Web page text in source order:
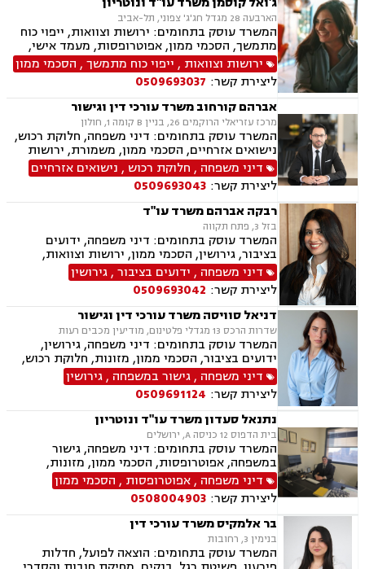
הארבעה 28 מגדל חג'ג' צפוני, תל-אביב
המשרד עוסק בתחומים: ירושות וצוואות, ייפוי כוח
מתמשך, הסכמי ממון, אפוטרופסות, מעמד אישי,
ידועים בציבור, אבהות, חלוקת רכוש, דיני עליה, דיני
מקרקעין, עסקאות מכר דירה מקבלן או יד שניה,
מיסוי מקרקעין, נוטריון עברית צרפתית אנגלית.
ירושות וצוואות , ייפוי כוח מתמשך, הסכמי ממון
ליצירת קשר: 0509693037
אברהם קורחוב משרד עורכי דין וגישור
מרכז עזריאלי הרוקמים 26, בניין B קומה 1, חולון
המשרד עוסק בתחומים: דיני משפחה, חלוקת רכוש,
נישואים אזרחיים, הסכמי ממון, משמורת, ירושות
וצוואות, גירושין, זמני שהות, מזונות, ידועים בציבור,
גישור ובוררות, גישור במשפחה, תיאום הורי, ניכור
הורי, כתובה, אבהות, מעמד אישי, עסקאות מתנה.
דיני משפחה , חלוקת רכוש , נישואים אזרחיים
ליצירת קשר: 0509693043
רבקה אברהם משרד עו"ד
בזל 3, פתח תקווה
המשרד עוסק בתחומים: דיני משפחה, ידועים
בציבור, גירושין, הסכמי ממון, ירושות וצוואות,
אבהות, מזונות, משמורת, חוק הנוער, חלוקת רכוש,
זמני שהות, החזקת ילדים, ניכור הורי, אומנה, משפט
אזרחי, דיני חוזים, פלילי
דיני משפחה , ידועים בציבור,גירושין
ליצירת קשר: 0509693042
דניאל סוויסה משרד עורכי דין וגישור
שדרות הרכס 13 מגדלי פלטינום, מודיעין מכבים רעות
המשרד עוסק בתחומים: דיני משפחה, גירושין,
ידועים בציבור, הסכמי ממון, מזונות, חלוקת רכוש,
מעמד אישי, תיאום הורי, זמני שהות (החזקת ילדים),
אלימות במשפחה, ניכור הורי, אפוטרופסות, ירושות
וצוואות, גישור במשפחה, ליטיגציה, ייפוי כוח
מתמשך.
דיני משפחה ,גישור במשפחה ,גירושין
ליצירת קשר: 0509691124
נתנאל סעדון משרד עו"ד ונוטריון
בית הדפוס 12 כניסה A, ירושלים
המשרד עוסק בתחומים: דיני משפחה, גישור
במשפחה, אפוטרופסות, הסכמי ממון, מזונות,
משמורת, גירושין, טוען רבני, חלוקת רכוש, מעמד
אישי, תיאום הורי, זמני שהות, ניכור הורי, עסקאות
מתנה, ידועים בציבור, ירושות וצוואות, נוטריון, ייפוי
כוח מתמשך, הוצאה לפועל, חדלות פירעון, תביעות
מסחריות, דיני חוזים, מקרקעין ונדל"ן, עסקאות מכר
דירה, עסקאות מכר יד שניה מקבלן, משפט מסחרי,
דיני חברות, ליטיגציה מסחרית ונדל"נית, דיני
דיני משפחה ,אפוטרופסות , הסכמי ממון
ליצירת קשר: 0508004903
בר אלמקיס משרד עורכי דין
בנימין 3, רחובות
המשרד עוסק בתחומים: הוצאה לפועל, חדלות